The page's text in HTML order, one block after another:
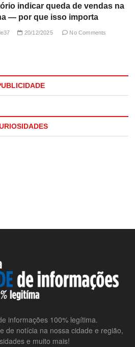
indicar queda de vendas na
— por que isso importa
20/12/2025 No Comments
informações 100% legítima.
de notícia na nossa cidade e região,
e muito mais!